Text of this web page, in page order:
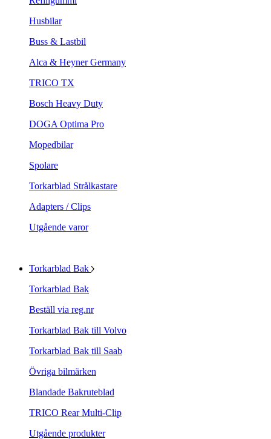
Husbilar
Buss & Lastbil
Alca & Heyner Germany
TRICO TX
Bosch Heavy Duty
DOGA Optima Pro
Mopedbilar
Spolare
Torkarblad Strålkastare
Adapters / Clips
Utgående varor
Torkarblad Bak
Torkarblad Bak
Beställ via reg.nr
Torkarblad Bak till Volvo
Torkarblad Bak till Saab
Övriga bilmärken
Blandade Bakruteblad
TRICO Rear Multi-Clip
Utgående produkter